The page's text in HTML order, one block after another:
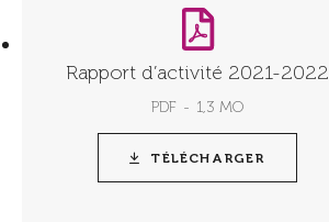
Rapport d’activité 2021-2022
PDF 1,3 MO
TÉLÉCHARGER